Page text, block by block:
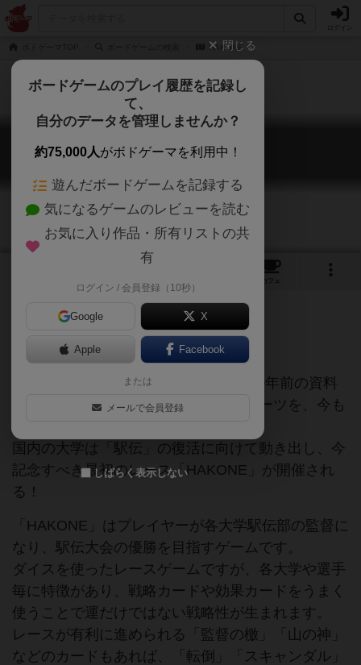
HAKONE
HAKONE
Hakone
カフェ
正月の感動を、もう一度。
時は西暦5000年…ある考古学者が3000年前の資料
から発見した「駅伝競走」というスポーツを、今も
国内の大学は「駅伝」の復活に向けて動き出し、今
記念すべき最初のレース「HAKONE」が開催され
る！
「HAKONE」はプレイヤーが各大学駅伝部の監督に
なり、駅伝大会の優勝を目指すゲームです。
ダイスを使ったレースゲームですが、各大学や選手
毎に特徴があり、戦略カードや効果カードをうまく
使うことで運だけではない戦略性が生まれます。
レースが有利に進められる「監督の檄」「山の神」
などのカードもあれば、「転倒」「スキャンダル」
閉じる
ボードゲームのプレイ履歴を記録し
て、
自分のデータを管理しませんか？
約75,000人がボドゲーマを利用中！
遊んだボードゲームを記録する
気になるゲームのレビューを読む
お気に入り作品・所有リストの共
有
ログイン / 会員登録（10秒）
Google X
Apple Facebook
または
メールで会員登録
しばらく表示しない